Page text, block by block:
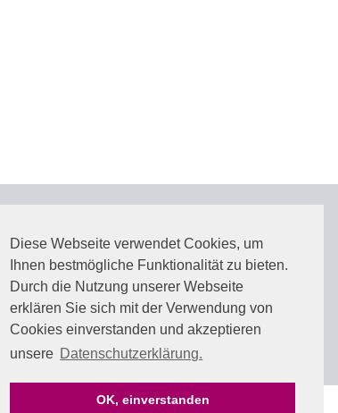
Diese Webseite verwendet Cookies, um
Ihnen bestmögliche Funktionalität zu bieten.
Durch die Nutzung unserer Webseite
erklären Sie sich mit der Verwendung von
Cookies einverstanden und akzeptieren
unsere Datenschutzerklärung.
OK, einverstanden